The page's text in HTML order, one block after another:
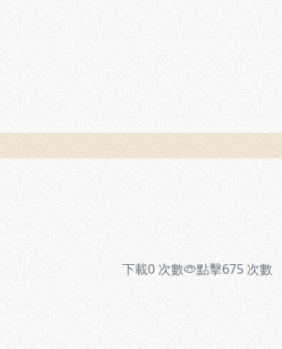
下載0 次數 點擊675 次數